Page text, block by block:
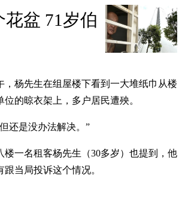
花盆 71岁伯
，杨先生在组屋楼下看到一大堆纸巾从楼
的晾衣架上，多户居民遭殃。
还是没办法解决。”
楼一名租客杨先生（30多岁）也提到，他
当局投诉这个情况。